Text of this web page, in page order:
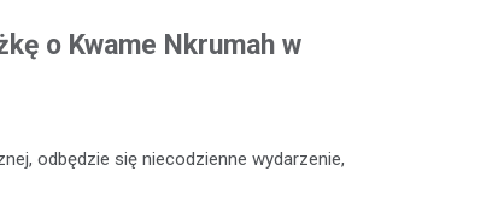
o Kwame Nkrumah w
odbędzie się niecodzienne wydarzenie,